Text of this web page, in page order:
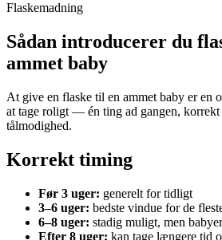
Flaskemadning
Sådan introducerer du
ammet baby
At give en flaske til en ammet baby er en
at tage roligt — én ting ad gangen,
tålmodighed.
Korrekt timing
Før 3 uger: generelt for tidligt
3–6 uger: bedste vindue for de
6–8 uger: stadig muligt, men
Efter 8 uger: kan tage længere tid